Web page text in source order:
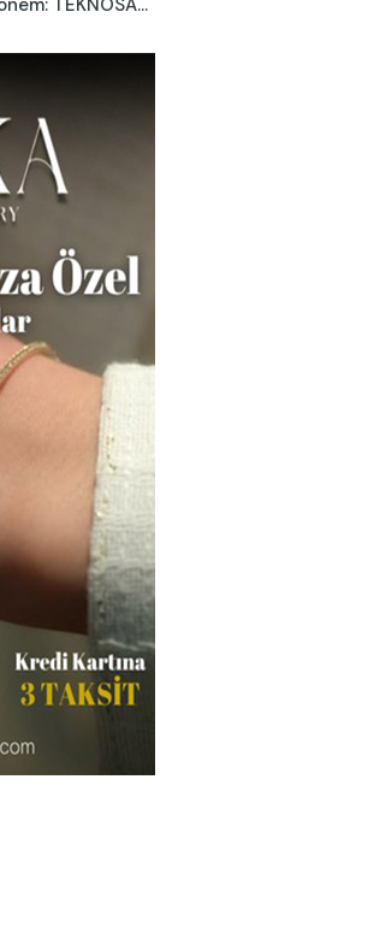
TEKNOSA...